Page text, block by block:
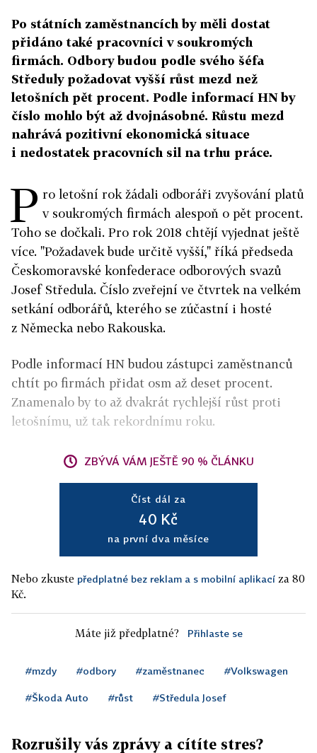
Po státních zaměstnancích by měli dostat
přidáno také pracovníci v soukromých
firmách. Odbory budou podle svého šéfa
Středuly požadovat vyšší růst mezd než
letošních pět procent. Podle informací HN by
číslo mohlo být až dvojnásobné. Růstu mezd
nahrává pozitivní ekonomická situace
i nedostatek pracovních sil na trhu práce.
P ro letošní rok žádali odboráři zvyšování platů
v soukromých firmách alespoň o pět procent.
Toho se dočkali. Pro rok 2018 chtějí vyjednat ještě
více. "Požadavek bude určitě vyšší," říká předseda
Českomoravské konfederace odborových svazů
Josef Středula. Číslo zveřejní ve čtvrtek na velkém
setkání odborářů, kterého se zúčastní i hosté
z Německa nebo Rakouska.
Podle informací HN budou zástupci zaměstnanců
chtít po firmách přidat osm až deset procent.
Znamenalo by to až dvakrát rychlejší růst proti
letošnímu, už tak rekordnímu roku.
ZBÝVÁ VÁM JEŠTĚ 90 % ČLÁNKU
Číst dál za
40 Kč
na první dva měsíce
Nebo zkuste předplatné bez reklam a s mobilní aplikací za 80
Kč.
Máte již předplatné? Přihlaste se
#mzdy #odbory #zaměstnanec #Volkswagen
#Škoda Auto #růst #Středula Josef
Rozrušily vás zprávy a cítíte stres?